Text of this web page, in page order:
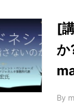
[
か
By